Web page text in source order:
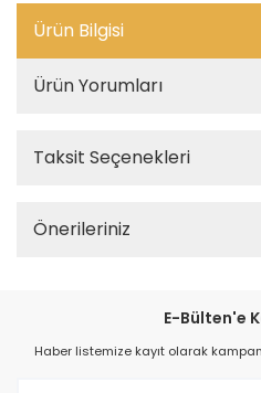
Ürün Bilgisi
Ürün Yorumları
Taksit Seçenekleri
Önerileriniz
E-Bülten'e
Haber listemize kayıt olarak